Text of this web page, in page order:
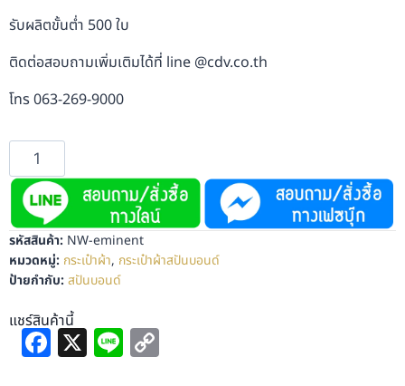
รับผลิตขั้นต่ำ 500 ใบ
ติดต่อสอบถามเพิ่มเติมได้ที่ line @cdv.co.th
โทร 063-269-9000
รหัสสินค้า: NW-eminent
หมวดหมู่: กระเป๋าผ้า, กระเป๋าผ้าสปันบอนด์
ป้ายกำกับ:สปันบอนด์
แชร์สินค้านี้Facebook
X Line